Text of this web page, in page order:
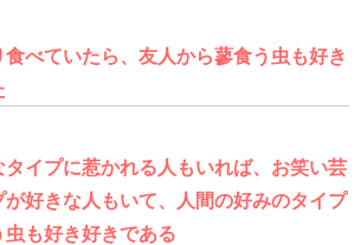
べていたら、友人から蓼食う虫も好き
タイプに惹かれる人もいれば、お笑い芸
が好きな人もいて、人間の好みのタイプ
虫も好き好きである